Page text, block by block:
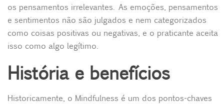
os pensamentos irrelevantes. As emoções, pensamentos
e sentimentos não são julgados e nem categorizados
como coisas positivas ou negativas, e o praticante aceita
isso como algo legítimo.
História e benefícios
Historicamente, o Mindfulness é um dos pontos-chaves